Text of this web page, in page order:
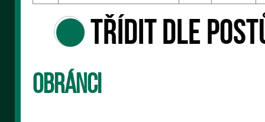
Třídit dle
Obránci